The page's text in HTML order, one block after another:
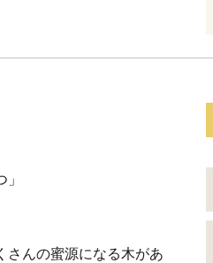
さんの蜜源になる木があ